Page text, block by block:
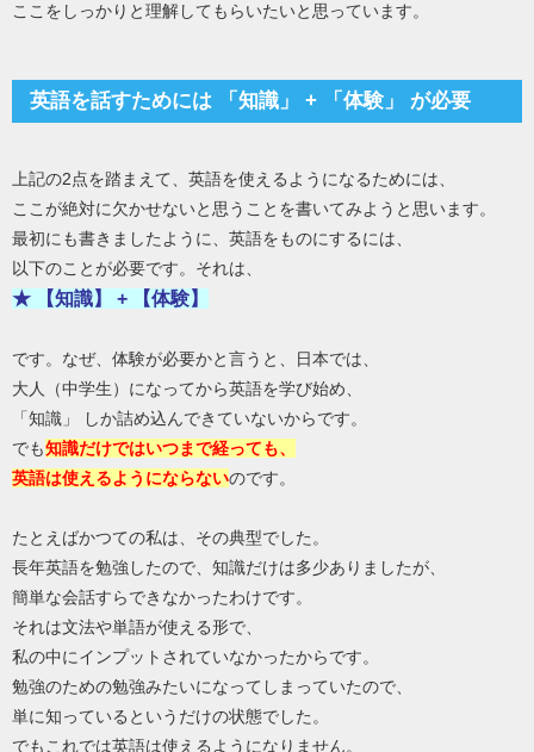
ここをしっかりと理解してもらいたいと思っています。
英語を話すためには 「知識」 + 「体験」 が必要
上記の2点を踏まえて、英語を使えるようになるためには、
ここが絶対に欠かせないと思うことを書いてみようと思います。
最初にも書きましたように、英語をものにするには、
以下のことが必要です。それは、
★ 【知識】 + 【体験】
です。なぜ、体験が必要かと言うと、日本では、
大人（中学生）になってから英語を学び始め、
「知識」 しか詰め込んできていないからです。
でも知識だけではいつまで経っても、
英語は使えるようにならないのです。
たとえばかつての私は、その典型でした。
長年英語を勉強したので、知識だけは多少ありましたが、
簡単な会話すらできなかったわけです。
それは文法や単語が使える形で、
私の中にインプットされていなかったからです。
勉強のための勉強みたいになってしまっていたので、
単に知っているというだけの状態でした。
でもこれでは英語は使えるようになりません。